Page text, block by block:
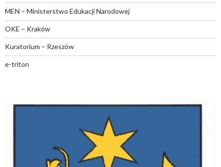
MEN – Ministerstwo Edukacji Narodowej
OKE – Kraków
Kuratorium – Rzeszów
e-triton